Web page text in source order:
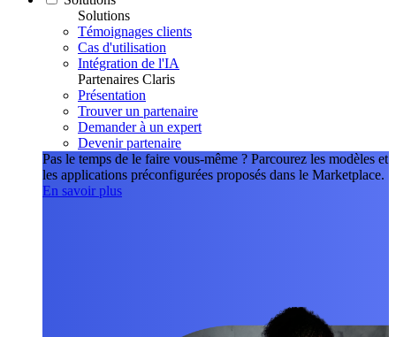
Solutions
Témoignages clients
Cas d'utilisation
Intégration de l'IA
Partenaires Claris
Présentation
Trouver un partenaire
Demander à un expert
Devenir partenaire
Pas le temps de le faire vous-même ? Parcourez les modèles et
les applications préconfigurées proposés dans le Marketplace.
En savoir plus